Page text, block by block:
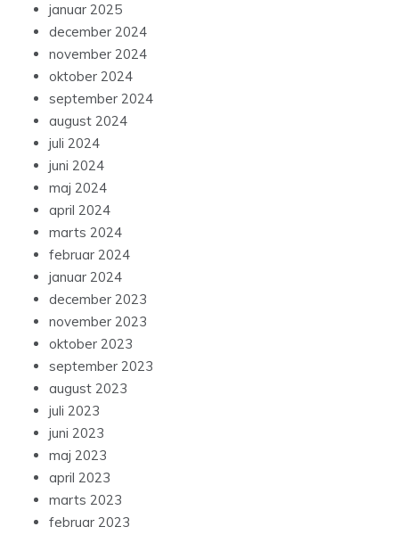
januar 2025
december 2024
november 2024
oktober 2024
september 2024
august 2024
juli 2024
juni 2024
maj 2024
april 2024
marts 2024
februar 2024
januar 2024
december 2023
november 2023
oktober 2023
september 2023
august 2023
juli 2023
juni 2023
maj 2023
april 2023
marts 2023
februar 2023